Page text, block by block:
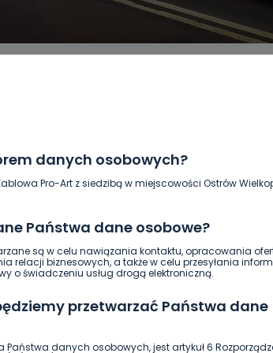
danych osobowych?
Pro-Art z siedzibą w miejscowości Ostrów
Państwa dane osobowe?
są w celu nawiązania kontaktu, opracowania
relacji biznesowych, a także w celu przesyłania
o świadczeniu usług drogą elektroniczną.
przetwarzać Państwa dane
danych osobowych, jest artykuł 6
I FINANSE HISTORIA
WASZE INFO WSZYSTKICH ŚWIĘTYCH